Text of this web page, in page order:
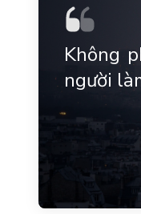
Không
người